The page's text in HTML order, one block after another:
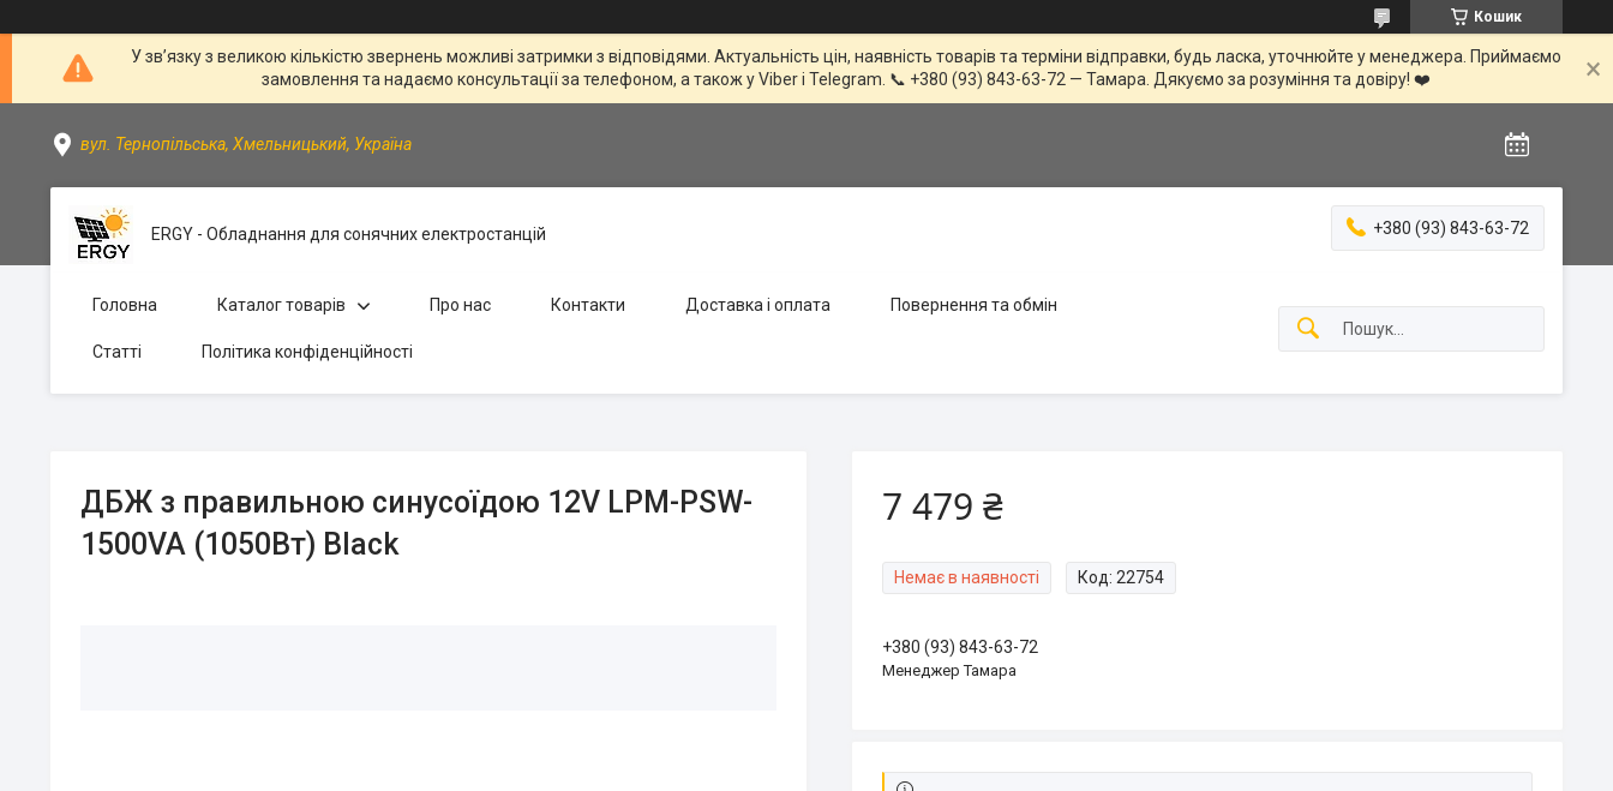
Кошик
У зв’язку з великою кількістю звернень можливі затримки з відповідями. Актуальність цін, наявність товарів та терміни відправки, будь ласка, уточнюйте у менеджера. Приймаємо
замовлення та надаємо консультації за телефоном, а також у Viber і Telegram. 📞 +380 (93) 843-63-72 — Тамара. Дякуємо за розуміння та довіру! ❤️
вул. Тернопільська, Хмельницький, Україна
ERGY - Обладнання для сонячних електростанцій +380 (93) 843-63-72
Головна Каталог товарів Про нас Контакти Доставка і оплата Повернення та обмін
Статті Політика конфіденційності
ДБЖ з правильною синусоїдою 12V LPM-PSW-
1500VA (1050Вт) Black
7 479 ₴
Немає в наявності Код: 22754
+380 (93) 843-63-72
Менеджер Тамара